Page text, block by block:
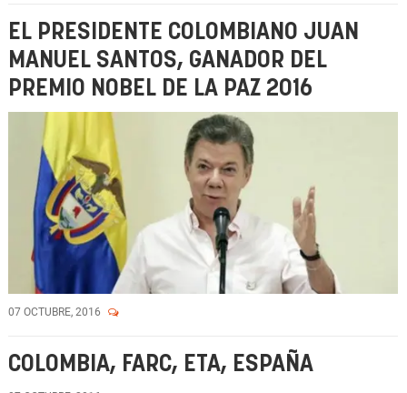
EL PRESIDENTE COLOMBIANO JUAN
MANUEL SANTOS, GANADOR DEL
PREMIO NOBEL DE LA PAZ 2016
07 OCTUBRE, 2016
COLOMBIA, FARC, ETA, ESPAÑA